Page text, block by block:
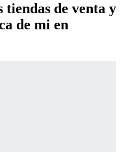
tiendas de venta y
de mi en